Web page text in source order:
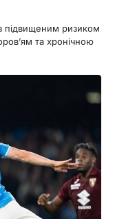
з підвищеним ризиком
та хронічною